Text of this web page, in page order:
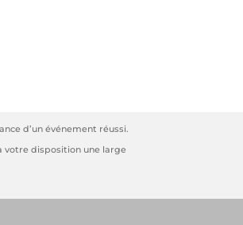
d’un événement réussi.
votre disposition une large